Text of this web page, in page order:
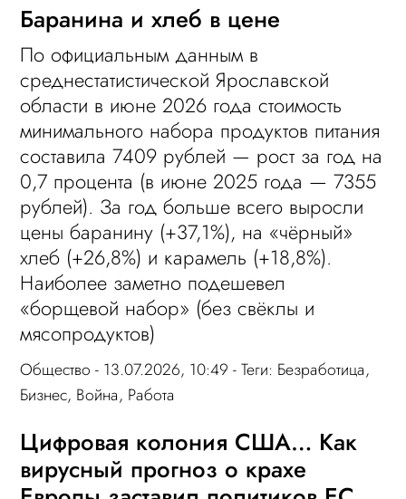
Баранина и хлеб в цене
По официальным данным в
среднестатистической Ярославской
области в июне 2026 года стоимость
минимального набора продуктов питания
составила 7409 рублей — рост за год на
0,7 процента (в июне 2025 года — 7355
рублей). За год больше всего выросли
цены баранину (+37,1%), на «чёрный»
хлеб (+26,8%) и карамель (+18,8%).
Наиболее заметно подешевел
«борщевой набор» (без свёклы и
мясопродуктов)
Общество - 13.07.2026, 10:49 - Теги: Безработица,
Бизнес, Война, Работа
Цифровая колония США… Как
вирусный прогноз о крахе